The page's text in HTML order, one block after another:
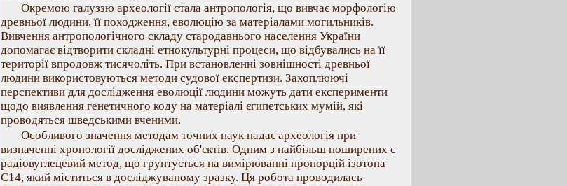
Окремою галуззю археології стала антропологія, що вивчає морфологію
древньої людини, її походження, еволюцію за матеріалами могильників.
Вивчення антропологічного складу стародавнього населення України
допомагає відтворити складні етнокультурні процеси, що відбувались на її
території впродовж тисячоліть. При встановленні зовнішності древньої
людини використовуються методи судової експертизи. Захоплюючі
перспективи для дослідження еволюції людини можуть дати експерименти
щодо виявлення генетичного коду на матеріалі єгипетських мумій, які
проводяться шведськими вченими.
Особливого значення методам точних наук надає археологія при
визначенні хронології досліджених об'єктів. Одним з найбільш поширених є
радіовуглецевий метод, що грунтується на вимірюванні пропорцій ізотопа
С14, який міститься в досліджуваному зразку. Ця робота проводилась